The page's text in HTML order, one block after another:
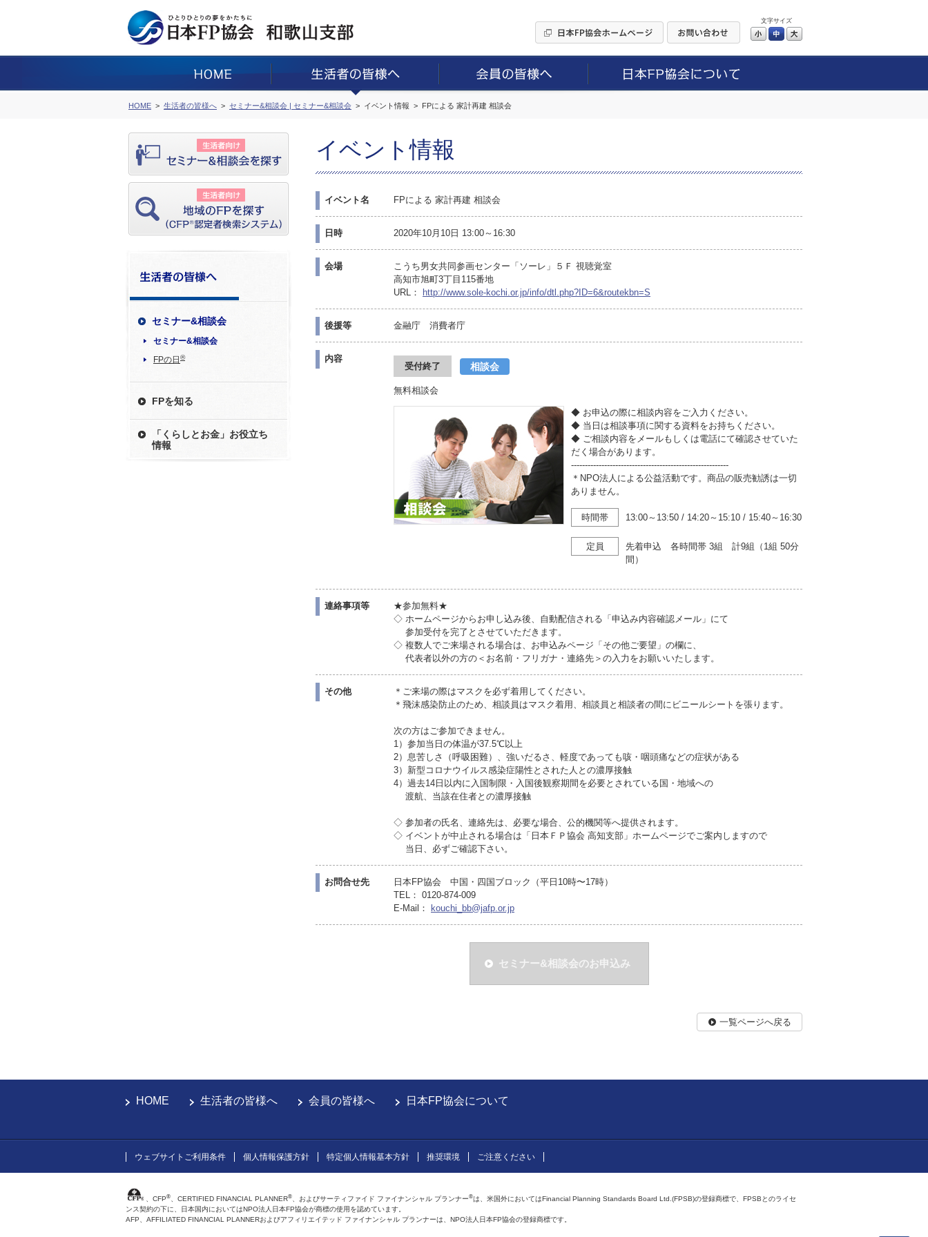
文字サイズ
小 中
HOME 生活者の皆様へ セミナー&相談会 | セミナー&相談会 イベント情報 FPによる 家計再建 相談会
セミナー&相談会
セミナー&相談会
FPの日 ®
FPを知る
「くらしとお金」お役立ち
情報
イベント情報
イベント名 FPによる 家計再建 相談会
日時 2020年10月10日 13:00～16:30
会場
こうち男女共同参画センター「ソーレ」５Ｆ 視聴覚室
高知市旭町3丁目115番地
URL：
http://www.sole-kochi.or.jp/info/dtl.php?ID=6&routekbn=S
後援等 金融庁 消費者庁
内容
受付終了 相談会
無料相談会
◆ お申込の際に相談内容をご入力ください。
◆ 当日は相談事項に関する資料をお持ちください。
◆ ご相談内容をメールもしくは電話にて確認させていた
だく場合があります。
---------------------------------------------------------
＊NPO法人による公益活動です。商品の販売勧誘は一切
ありません。
時間帯 13:00～13:50 / 14:20～15:10 / 15:40～16:30
定員
先着申込 各時間帯 3組 計9組（1組 50分
間）
連絡事項等
★参加無料★
◇ ホームページからお申し込み後、自動配信される「申込み内容確認メール」にて
参加受付を完了とさせていただきます。
◇ 複数人でご来場される場合は、お申込みページ「その他ご要望」の欄に、
代表者以外の方の＜お名前・フリガナ・連絡先＞の入力をお願いいたします。
その他
＊ご来場の際はマスクを必ず着用してください。
＊飛沫感染防止のため、相談員はマスク着用、相談員と相談者の間にビニールシートを張ります。
次の方はご参加できません。
1）参加当日の体温が37.5℃以上
2）息苦しさ（呼吸困難）、強いだるさ、軽度であっても咳・咽頭痛などの症状がある
3）新型コロナウイルス感染症陽性とされた人との濃厚接触
4）過去14日以内に入国制限・入国後観察期間を必要とされている国・地域への
渡航、当該在住者との濃厚接触
◇ 参加者の氏名、連絡先は、必要な場合、公的機関等へ提供されます。
◇ イベントが中止される場合は「日本ＦＰ協会 高知支部」ホームページでご案内しますので
当日、必ずご確認下さい。
お問合せ先
日本FP協会 中国・四国ブロック（平日10時〜17時）
TEL： 0120-874-009
E-Mail：
kouchi_bb@jafp.or.jp
セミナー&相談会のお申込み
一覧ページへ戻る
HOME 生活者の皆様へ 会員の皆様へ 日本FP協会について
ウェブサイトご利用条件 個人情報保護方針 特定個人情報基本方針 推奨環境 ご注意ください
、CFP® 、CERTIFIED FINANCIAL PLANNER® 、およびサーティファイド ファイナンシャル プランナー®は、米国外においてはFinancial Planning Standards Board Ltd.(FPSB)の登録商標で、FPSBとのライセ
ンス契約の下に、日本国内においてはNPO法人日本FP協会が商標の使用を認めています。
AFP、AFFILIATED FINANCIAL PLANNERおよびアフィリエイテッド ファイナンシャル プランナーは、NPO法人日本FP協会の登録商標です。